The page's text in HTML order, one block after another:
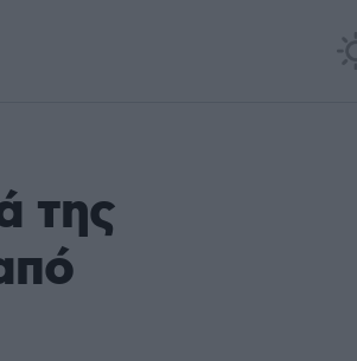
της